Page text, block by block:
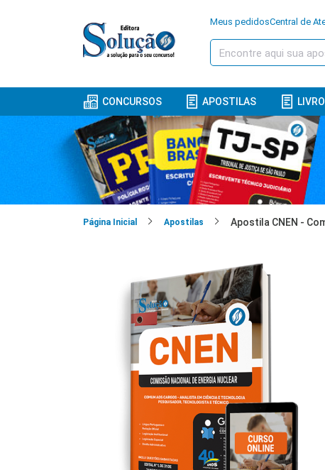
Meus pedidosCentral de
CONCURSOS APOSTILAS
Página Inicial Apostilas